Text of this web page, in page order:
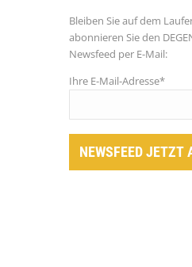
Bleiben Sie auf dem
abonnieren Sie den
Newsfeed per E-Mail:
Ihre E-Mail-Adresse*